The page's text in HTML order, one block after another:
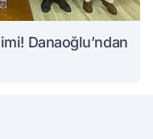
Danaoğlu’ndan